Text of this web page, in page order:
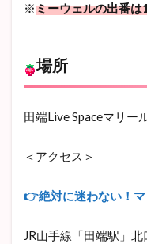
し入
て
（お
ねが
ット
2
イ
ン
※ミーウェルの出番
場所
田端Live Spaceマリー
＜アクセス＞
👉絶対に迷わない！
JR山手線「田端駅」